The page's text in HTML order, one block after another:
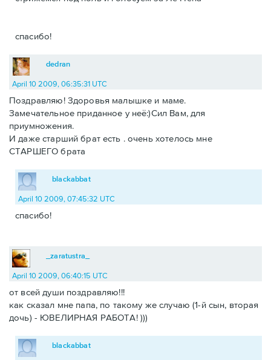
спасибо!
dedran
April 10 2009, 06:35:31 UTC
Поздравляю! Здоровья малышке и маме.
Замечательное приданное у неё:)Сил Вам, для
приумножения.
И даже старший брат есть . очень хотелось мне
СТАРШЕГО брата
blackabbat
April 10 2009, 07:45:32 UTC
спасибо!
_zaratustra_
April 10 2009, 06:40:15 UTC
от всей души поздравляю!!!
как сказал мне папа, по такому же случаю (1-й сын, вторая
дочь) - ЮВЕЛИРНАЯ РАБОТА! )))
blackabbat